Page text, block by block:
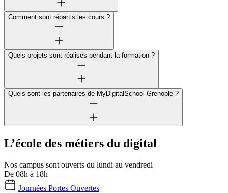
Comment sont répartis les cours ?
Quels projets sont réalisés pendant la formation ?
Quels sont les partenaires de MyDigitalSchool Grenoble ?
L’école des métiers du digital
Nos campus sont ouverts du lundi au vendredi
De 08h à 18h
Journées Portes Ouvertes